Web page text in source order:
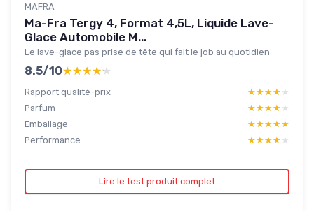
MAFRA
Ma-Fra Tergy 4, Format 4,5L, Liquide Lave-
Glace Automobile M...
Le lave-glace pas prise de tête qui fait le job au quotidien
8.5/10★★★★★
★★★★★
Rapport qualité-prix ★★★★★
★★★★★
Parfum
★★★★★
★★★★★
Emballage
★★★★★
★★★★★
Performance
★★★★★
★★★★★
Lire le test produit complet